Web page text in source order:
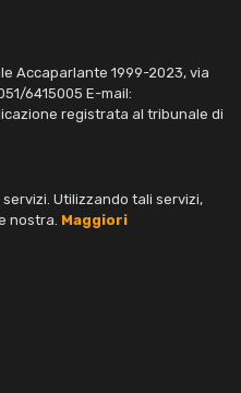
Accaparlante 1999-2023, via
6415005 E-mail:
registrata al tribunale di
Utilizzando tali servizi,
nostra. Maggiori